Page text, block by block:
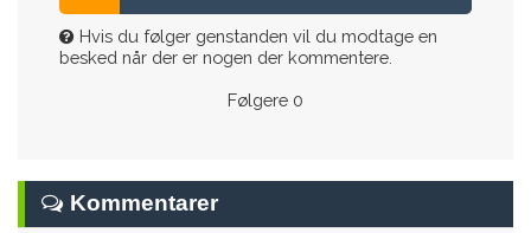
Hvis du følger genstanden vil du modtage en
besked når der er nogen der kommentere.
Følgere 0
Kommentarer